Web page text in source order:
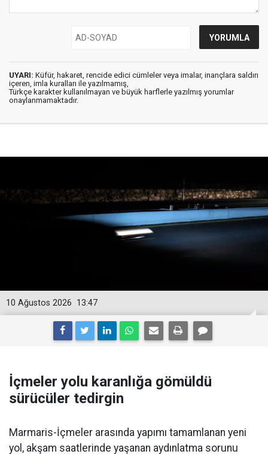
UYARI: Küfür, hakaret, rencide edici cümleler veya imalar, inançlara saldırı
içeren, imla kuralları ile yazılmamış,
Türkçe karakter kullanılmayan ve büyük harflerle yazılmış yorumlar
onaylanmamaktadır.
13:47
10 Ağustos 2026
İçmeler yolu karanlığa gömüldü
sürücüler tedirgin
Marmaris-İçmeler arasında yapımı tamamlanan yeni
yol, akşam saatlerinde yaşanan aydınlatma sorunu